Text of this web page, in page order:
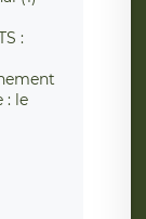
:
: le